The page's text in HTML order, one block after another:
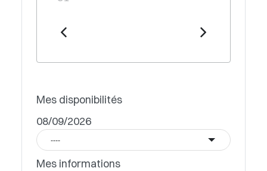
Mes disponibilités
08/09/2026
----
Mes informations